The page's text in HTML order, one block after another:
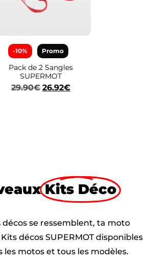
-10% Promo
Pack de 2 Sangles
SUPERMOT
29.90€ 26.92€
Kits Déco
décos se ressemblent, ta moto
décos SUPERMOT disponibles
les motos et tous les modèles.